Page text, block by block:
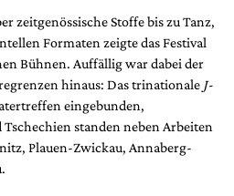
zeitgenössische Stoffe bis zu Tanz,
Formaten zeigte das Festival
Bühnen. Auffällig war dabei der
hinaus: Das trinationale J-
eingebunden,
standen neben Arbeiten
Plauen-Zwickau, Annaberg-